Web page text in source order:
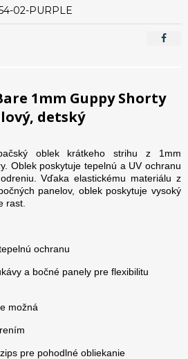
02-PURPLE
1mm Guppy Shorty
detský
oblek krátkeho strihu z 1mm
Oblek poskytuje tepelnú a UV ochranu
Vďaka elastickému materiálu z
panelov, oblek poskytuje vysoký
rast.
ochranu
a bočné panely pre flexibilitu
možná
pre pohodlné obliekanie